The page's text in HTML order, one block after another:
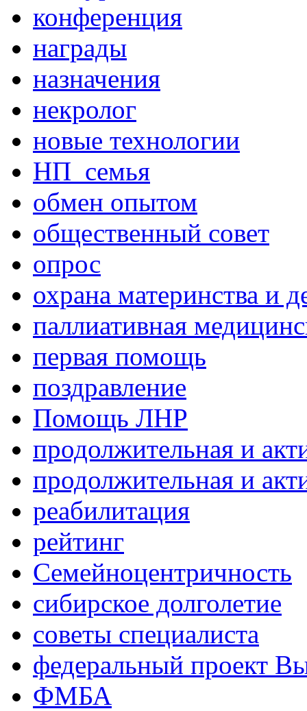
конференция
награды
назначения
некролог
новые технологии
НП_семья
обмен опытом
общественный совет
опрос
охрана материнства и
паллиативная
первая помощь
поздравление
Помощь ЛНР
продолжительная и
продолжительная и
реабилитация
рейтинг
Семейноцентричность
сибирское долголетие
советы специалиста
федеральный проект
ФМБА